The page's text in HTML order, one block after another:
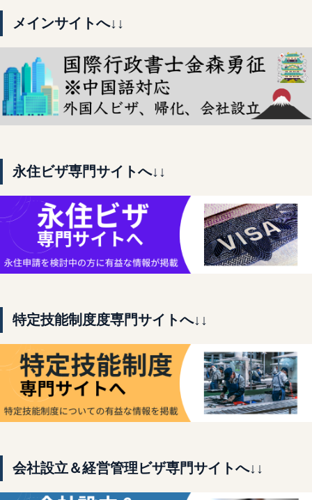
メインサイトへ↓↓
永住ビザ専門サイトへ↓↓
特定技能制度度専門サイトへ↓↓
会社設立＆経営管理ビザ専門サイトへ↓↓